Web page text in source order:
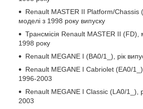
Renault MASTER II Platform/Chassis
моделі з 1998 року випуску
Трансмісія Renault MASTER II (FD),
1998 року
Renault MEGANE I (BA0/1_), рік
Renault MEGANE I Cabriolet (EA0/1_),
1996-2003
Renault MEGANE I Classic (LA0/1_),
2003